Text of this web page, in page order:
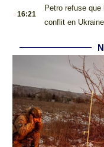
16:21
Petro refuse que
conflit en Ukraine